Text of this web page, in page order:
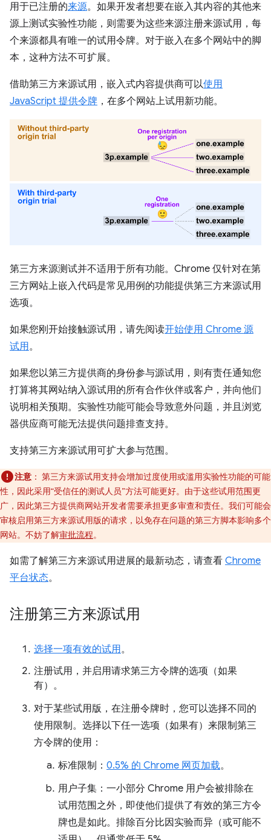
用于已注册的来源。如果开发者想要在嵌入其内容的其他来
源上测试实验性功能，则需要为这些来源注册来源试用，每
个来源都具有唯一的试用令牌。对于嵌入在多个网站中的脚
本，这种方法不可扩展。
借助第三方来源试用，嵌入式内容提供商可以使用
JavaScript 提供令牌 ，在多个网站上试用新功能。
第三方来源测试并不适用于所有功能。Chrome 仅针对在第
三方网站上嵌入代码是常见用例的功能提供第三方来源试用
选项。
如果您刚开始接触源试用，请先阅读开始使用 Chrome 源
试用。
如果您以第三方提供商的身份参与源试用，则有责任通知您
打算将其网站纳入源试用的所有合作伙伴或客户，并向他们
说明相关预期。实验性功能可能会导致意外问题，并且浏览
器供应商可能无法提供问题排查支持。
支持第三方来源试用可扩大参与范围。
注意 ： 第三方来源试用支持会增加过度使用或滥用实验性功能的可能
性，因此采用“受信任的测试人员”方法可能更好。由于这些试用范围更
广，因此第三方提供商网站开发者需要承担更多审查和责任。我们可能会
审核启用第三方来源试用版的请求，以免存在问题的第三方脚本影响多个
网站。不妨了解审批流程。
如需了解第三方来源试用进展的最新动态，请查看 Chrome
平台状态。
注册第三方来源试用
选择一项有效的试用。
注册试用，并启用请求第三方令牌的选项（如果
有）。
对于某些试用版，在注册令牌时，您可以选择不同的
使用限制。选择以下任一选项（如果有）来限制第三
方令牌的使用：
标准限制： 0.5% 的 Chrome 网页加载。
用户子集：一小部分 Chrome 用户会被排除在
试用范围之外，即使他们提供了有效的第三方令
牌也是如此。排除百分比因实验而异（或可能不